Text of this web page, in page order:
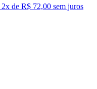
2x de R$ 72,00 sem juros